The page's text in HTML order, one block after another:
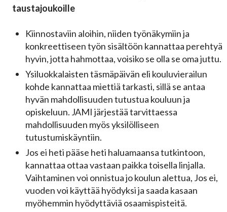
taustajoukoille
Kiinnostaviin aloihin, niiden työnäkymiin ja
konkreettiseen työn sisältöön kannattaa perehtyä
hyvin, jotta hahmottaa, voisiko se olla se oma juttu.
Ysiluokkalaisten täsmäpäivän eli kouluvierailun
kohde kannattaa miettiä tarkasti, sillä se antaa
hyvän mahdollisuuden tutustua kouluun ja
opiskeluun. JAMI järjestää tarvittaessa
mahdollisuuden myös yksilölliseen
tutustumiskäyntiin.
Jos ei heti pääse heti haluamaansa tutkintoon,
kannattaa ottaa vastaan paikka toisella linjalla.
Vaihtaminen voi onnistua jo koulun alettua, Jos ei,
vuoden voi käyttää hyödyksi ja saada kasaan
myöhemmin hyödyttäviä osaamispisteitä.